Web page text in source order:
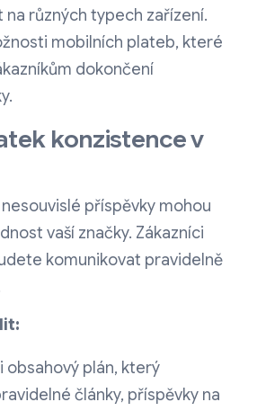
různých typech zařízení.
mobilních plateb, které
dokončení
konzistence v
příspěvky mohou
vaší značky. Zákazníci
komunikovat pravidelně
obsahový plán, který
články, příspěvky na